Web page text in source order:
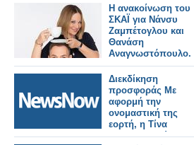
Η ανακοίνωση του
ΣΚΑΪ για Νάνσυ
Ζαμπέτογλου και
Θανάση
Αναγνωστόπουλο.
Διεκδίκηση
προσφοράς Με
αφορμή την
ονομαστική της
εορτή, η Τίνα
Μεσσαροπούλου